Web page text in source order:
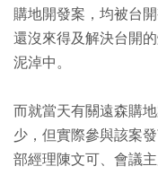
購地開發案，均被台
還沒來得及解決台開
泥淖中。
而就當天有關遠森購
少，但實際參與該案
部經理陳文可、會議